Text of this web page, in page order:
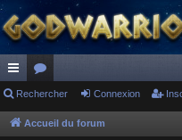
ac
co
or
u
Rechercher Connexion
Accueil du forum